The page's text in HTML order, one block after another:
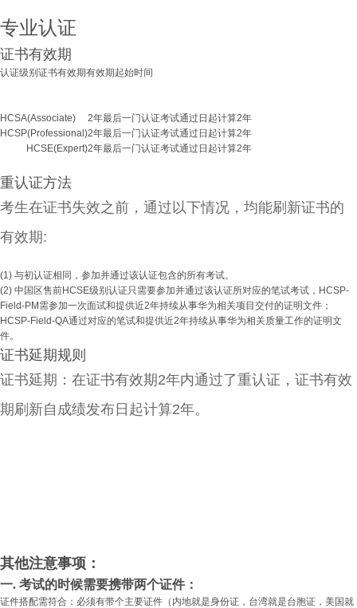
专业认证
证书有效期
认证级别 证书有效期有效期起始时间
HCSA(Associate) 2年最后一门认证考试通过日起计算2年
HCSP(Professional)2年最后一门认证考试通过日起计算2年
HCSE(Expert)2年最后一门认证考试通过日起计算2年
重认证方法
考生在证书失效之前，通过以下情况，均能刷新证书的
有效期:
(1) 与初认证相同，参加并通过该认证包含的所有考试。
(2) 中国区售前HCSE级别认证只需要参加并通过该认证所对应的笔试考试，HCSP-
Field-PM需参加一次面试和提供近2年持续从事华为相关项目交付的证明文件；
HCSP-Field-QA通过对应的笔试和提供近2年持续从事华为相关质量工作的证明文
件。
证书延期规则
证书延期：在证书有效期2年内通过了重认证，证书有效
期刷新自成绩发布日起计算2年。
其他注意事项：
一. 考试的时候需要携带两个证件：
证件搭配需符合：必须有带个主要证件（内地就是身份证，台湾就是台胞证，美国就